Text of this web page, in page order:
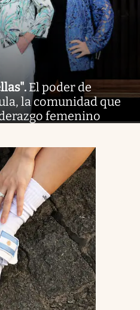
. El poder de
la comunidad que
femenino